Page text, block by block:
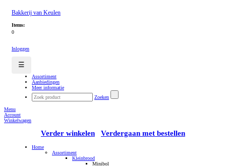
Bakkerij van Keulen
Items:
0
Inloggen
☰
Assortiment
Aanbiedingen
Meer informatie
Zoeken
Menu
Account
Winkelwagen
Verder winkelen Verdergaan met bestellen
Home
Assortiment
Kleinbrood
Minibol